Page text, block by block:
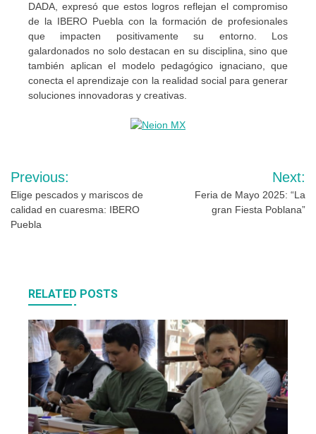
DADA, expresó que estos logros reflejan el compromiso
de la IBERO Puebla con la formación de profesionales
que impacten positivamente su entorno. Los
galardonados no solo destacan en su disciplina, sino que
también aplican el modelo pedagógico ignaciano, que
conecta el aprendizaje con la realidad social para generar
soluciones innovadoras y creativas.
Navegación
de
entradas
Previous:
Elige pescados y mariscos de
calidad en cuaresma: IBERO
Puebla
Next:
Feria de Mayo 2025: “La
gran Fiesta Poblana”
RELATED POSTS